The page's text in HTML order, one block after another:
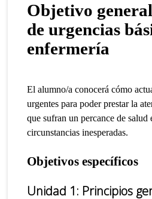
Objetivo
de urgencias
enfermería
El alumno/a conocerá cómo
urgentes para poder prestar la
que sufran un percance de salud
circunstancias inesperadas.
Objetivos específicos
Unidad 1: Principios